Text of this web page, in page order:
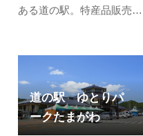
ある道の駅。特産品販売所
揃います。農産物直売所で
は、萩産の特産野菜や果物
などを直売。地元の食材を
使用した御食事処や、夏蜜
道の駅 ゆとりパ
ークたまがわ